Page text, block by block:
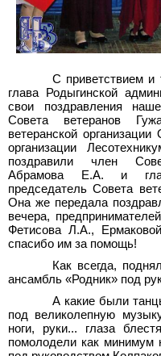
С приветствием и
глава Родыгинской
свои поздравления
Совета ветеранов
ветеранской
организации
поздравили член
Абрамова Е.А. и
председатель Совета
Она же передала
вечера,
Фетисова Л.А.,
спасибо им за помощь!
Как всегда,
ансамбль «Родник» под
А какие были
под великолепную
ноги, руки... глаза
помолодели как минимум